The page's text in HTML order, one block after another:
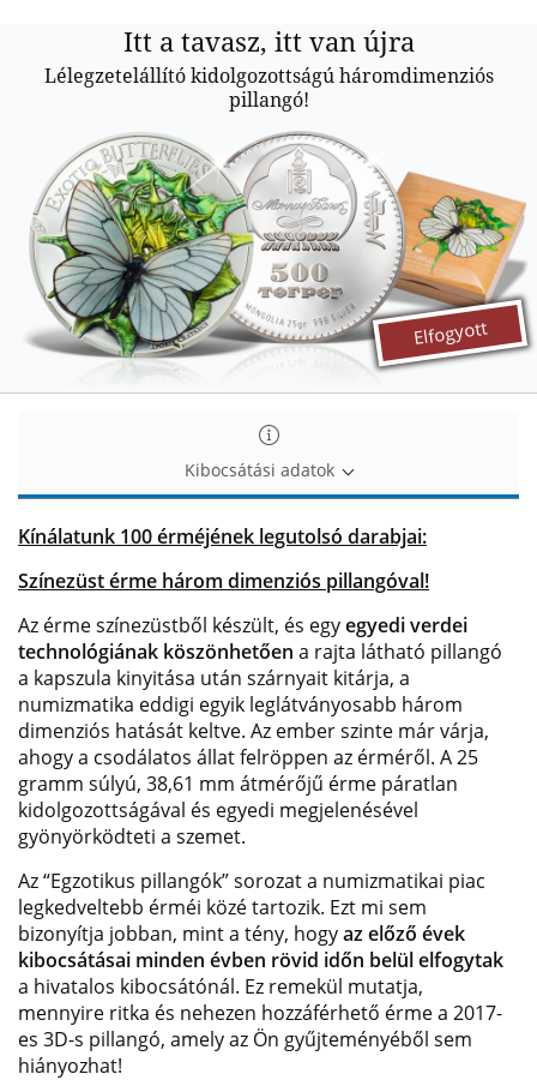
újra
Itt a tavasz, itt van újra
Lélegzetelállító kidolgozottságú háromdimenziós
pillangó!
Elfogyott
Kibocsátási adatok
Kínálatunk 100 érméjének legutolsó darabjai:
Színezüst érme három dimenziós pillangóval!
Az érme színezüstből készült, és egyegyedi verdei
technológiának köszönhetően a rajta látható pillangó
a kapszula kinyitása után szárnyait kitárja, a
numizmatika eddigi egyik leglátványosabb három
dimenziós hatását keltve. Az ember szinte már várja,
ahogy a csodálatos állat felröppen az érméről. A 25
gramm súlyú, 38,61 mm átmérőjű érme páratlan
kidolgozottságával és egyedi megjelenésével
gyönyörködteti a szemet.
Az “Egzotikus pillangók” sorozat a numizmatikai piac
legkedveltebb érméi közé tartozik. Ezt mi sem
bizonyítja jobban, mint a tény, hogyaz előző évek
kibocsátásai minden évben rövid időn belül elfogytak
a hivatalos kibocsátónál. Ez remekül mutatja,
mennyire ritka és nehezen hozzáférhető érme a 2017-
es 3D-s pillangó, amely az Ön gyűjteményéből sem
hiányozhat!